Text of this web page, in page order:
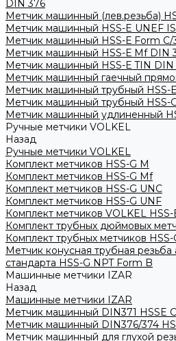
DIN 376
Метчик машинный (лев.резьба)
Метчик машинный HSS-E UNEF
Метчик машинный HSS-Е Form C/
Метчик машинный HSS-Е Mf DIN
Метчик машинный HSS-Е TIN DIN
Метчик машинный гаечный
Метчик машинный трубный HSS-E
Метчик машинный трубный HSS-
Метчик машинный удлиненный
Ручные метчики VOLKEL
Назад
Ручные метчики VOLKEL
Комплект метчиков HSS-G M
Комплект метчиков HSS-G Mf
Комплект метчиков HSS-G UNC
Комплект метчиков HSS-G UNF
Комплект метчиков VOLKEL HSS-
Комплект трубных дюймовых
Комплект трубных метчиков HSS-
Метчик конусная трубная резьба
стандарта HSS-G NPT Form B
Машинные метчики IZAR
Назад
Машинные метчики IZAR
Метчик машинный DIN371 HSSE
Метчик машинный DIN376/374
Метчик машинный для глухой